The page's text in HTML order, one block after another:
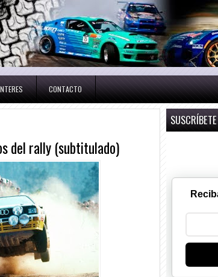
CONTACTO
del rally (subtitulado)